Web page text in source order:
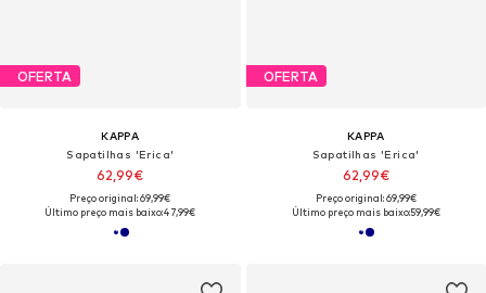
OFERTA
KAPPA
Sapatilhas 'Erica'
62,99€
Preço original: 69,99€
Último preço mais baixo:47,99€
OFERTA
KAPPA
Sapatilhas 'Erica'
62,99€
Preço original: 69,99€
Último preço mais baixo:59,99€